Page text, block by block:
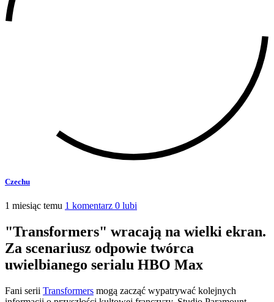
Czechu
1 miesiąc temu 1 komentarz 0 lubi
"Transformers" wracają na wielki ekran.
Za scenariusz odpowie twórca
uwielbianego serialu HBO Max
Fani serii Transformers mogą zacząć wypatrywać kolejnych